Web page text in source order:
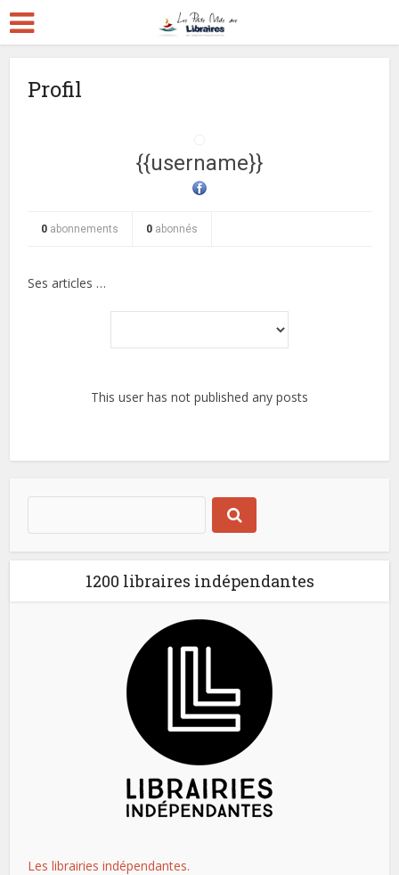
Profil
{{username}}
0 abonnements 0 abonnés
Ses articles …
This user has not published any posts
1200 libraires indépendantes
Les librairies indépendantes.